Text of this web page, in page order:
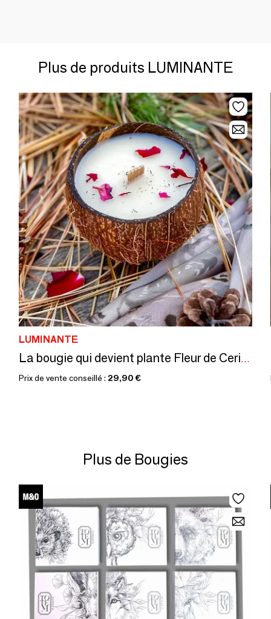
Plus de produits LUMINANTE
LUMINANTE
La bougie qui devient plante Fleur de Cerisier
Prix de vente conseillé : 29,90 €
Plus de Bougies